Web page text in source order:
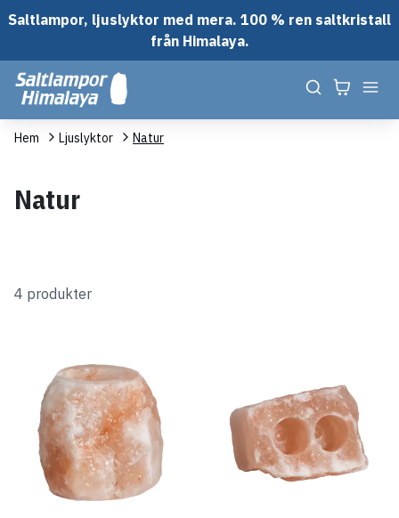
Saltlampor, ljuslyktor med mera. 100 % ren saltkristall
från Himalaya.
Hem Ljuslyktor Natur
Natur
4 produkter